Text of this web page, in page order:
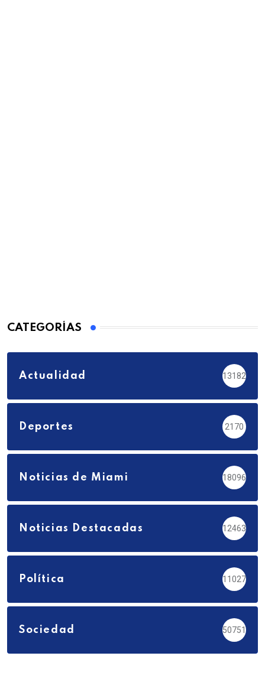
CATEGORÍAS
Actualidad 13182
Deportes 2170
Noticias de Miami 18096
Noticias Destacadas 12463
Política 11027
Sociedad 50751